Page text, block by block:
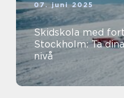
07. juni 2025
Skidskola med
Stockholm: Ta
nivå